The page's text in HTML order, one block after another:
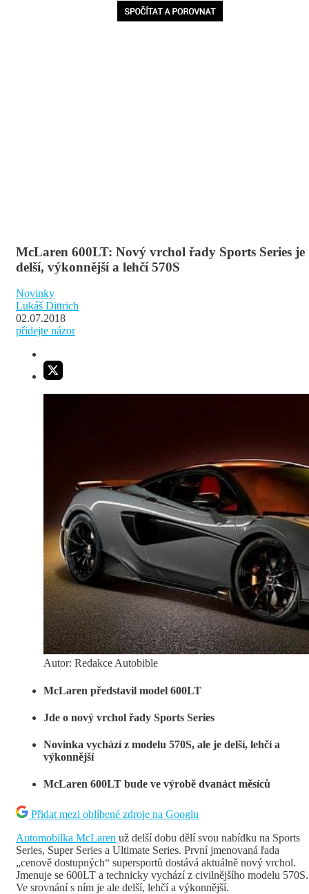
McLaren 600LT: Nový vrchol řady Sports Series je
delší, výkonnější a lehčí 570S
Novinky
Lukáš Dittrich
02.07.2018
přidejte názor
Autor: Redakce Autobible
McLaren představil model 600LT
Jde o nový vrchol řady Sports Series
Novinka vychází z modelu 570S, ale je delší, lehčí a
výkonnější
McLaren 600LT bude ve výrobě dvanáct měsíců
Přidat mezi oblíbené zdroje na Googlu
Automobilka McLaren už delší dobu dělí svou nabídku na Sports
Series, Super Series a Ultimate Series. První jmenovaná řada
„cenově dostupných“ supersportů dostává aktuálně nový vrchol.
Jmenuje se 600LT a technicky vychází z civilnějšího modelu 570S.
Ve srovnání s ním je ale delší, lehčí a výkonnější.